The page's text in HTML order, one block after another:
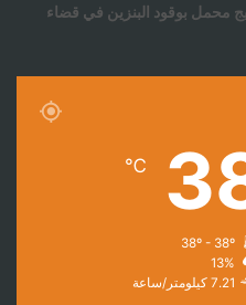
محمل بوقود البنزين في قضاء
℃
38º - 38º
13%
7.21 كيلومتر/ساعة